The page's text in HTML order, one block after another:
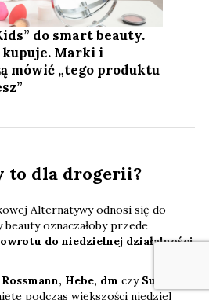
do smart beauty.
Marki i
mówić „tego produktu
to dla drogerii?
Alternatywy odnosi się do
beauty oznaczałoby przede
do niedzielnej działalności
Rossmann, Hebe, dm czy Super-
podczas większości niedziel